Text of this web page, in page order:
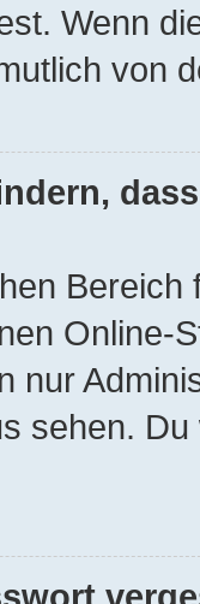
Wenn
von
Online-
nur
sehen.